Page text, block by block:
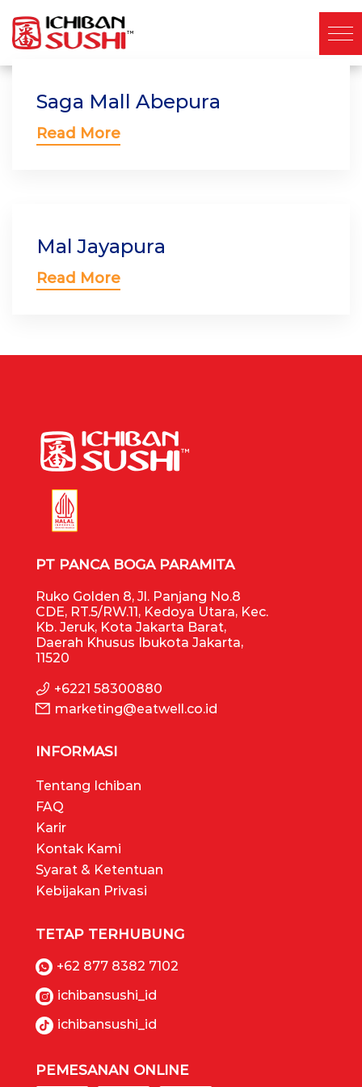
Saga Mall Abepura
Read More
Mal Jayapura
Read More
PT PANCA BOGA PARAMITA
Ruko Golden 8, Jl. Panjang No.8
CDE, RT.5/RW.11, Kedoya Utara, Kec.
Kb. Jeruk, Kota Jakarta Barat,
Daerah Khusus Ibukota Jakarta,
11520
+6221 58300880
marketing@eatwell.co.id
INFORMASI
Tentang Ichiban
FAQ
Karir
Kontak Kami
Syarat & Ketentuan
Kebijakan Privasi
TETAP TERHUBUNG
+62 877 8382 7102
ichibansushi_id
ichibansushi_id
PEMESANAN ONLINE